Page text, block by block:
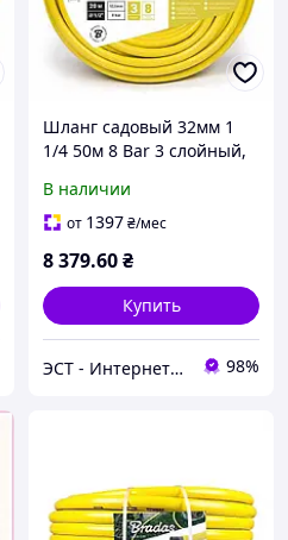
Шланг садовый 32мм 1
1/4 50м 8 Bar 3 слойный,
В наличии
от 1397₴/мес
8 379.60₴
Купить
ЭСТ - Интернет-магазин 98%